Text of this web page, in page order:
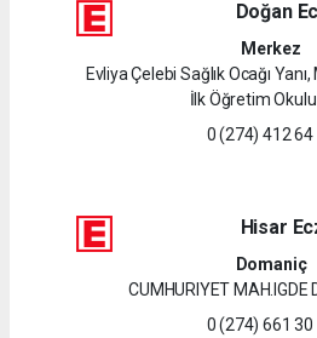
Doğan
Merkez
Evliya Çelebi Sağlık Ocağı
İlk Öğretim Okulu
0 (274) 412 64
Hisar
Domaniç
CUMHURIYET MAH.IGDE
0 (274) 661 30